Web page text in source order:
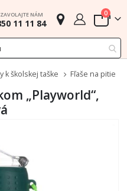
ZAVOLAJTE NÁM
11 11 84 Cart
0
k školskej taške Fľaše na pitie
„Playworld“,